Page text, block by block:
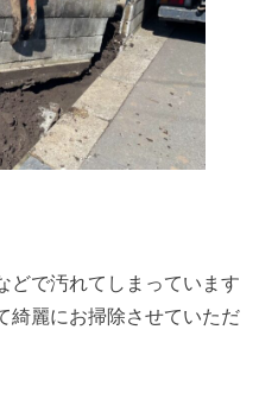
どで汚れてしまっています
綺麗にお掃除させていただ